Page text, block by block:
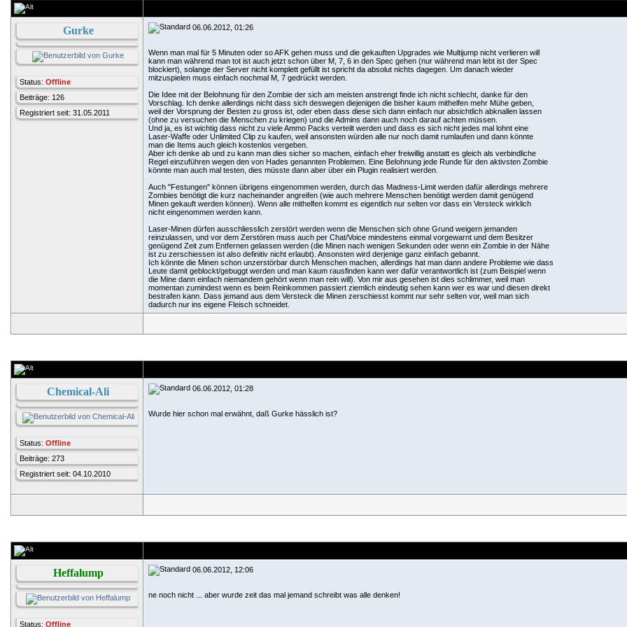
Gurke
Status: Offline
Beiträge: 126
Registriert seit: 31.05.2011
06.06.2012, 01:26
Wenn man mal für 5 Minuten oder so AFK gehen muss und die gekauften Upgrades wie Multijump nicht verlieren will
kann man während man tot ist auch jetzt schon über M, 7, 6 in den Spec gehen (nur während man lebt ist der Spec
blockiert), solange der Server nicht komplett gefüllt ist spricht da absolut nichts dagegen. Um danach wieder
mitzuspielen muss einfach nochmal M, 7 gedrückt werden.
Die Idee mit der Belohnung für den Zombie der sich am meisten anstrengt finde ich nicht schlecht, danke für den
Vorschlag. Ich denke allerdings nicht dass sich deswegen diejenigen die bisher kaum mithelfen mehr Mühe geben,
weil der Vorsprung der Besten zu gross ist, oder eben dass diese sich dann einfach nur absichtlich abknallen lassen
(ohne zu versuchen die Menschen zu kriegen) und die Admins dann auch noch darauf achten müssen.
Und ja, es ist wichtig dass nicht zu viele Ammo Packs verteilt werden und dass es sich nicht jedes mal lohnt eine
Laser-Waffe oder Unlimited Clip zu kaufen, weil ansonsten würden alle nur noch damit rumlaufen und dann könnte
man die Items auch gleich kostenlos vergeben.
Aber ich denke ab und zu kann man dies sicher so machen, einfach eher freiwillig anstatt es gleich als verbindliche
Regel einzuführen wegen den von Hades genannten Problemen. Eine Belohnung jede Runde für den aktivsten Zombie
könnte man auch mal testen, dies müsste dann aber über ein Plugin realisiert werden.
Auch "Festungen" können übrigens eingenommen werden, durch das Madness-Limit werden dafür allerdings mehrere
Zombies benötigt die kurz nacheinander angreifen (wie auch mehrere Menschen benötigt werden damit genügend
Minen gekauft werden können). Wenn alle mithelfen kommt es eigentlich nur selten vor dass ein Versteck wirklich
nicht eingenommen werden kann.
Laser-Minen dürfen ausschliesslich zerstört werden wenn die Menschen sich ohne Grund weigern jemanden
reinzulassen, und vor dem Zerstören muss auch per Chat/Voice mindestens einmal vorgewarnt und dem Besitzer
genügend Zeit zum Entfernen gelassen werden (die Minen nach wenigen Sekunden oder wenn ein Zombie in der Nähe
ist zu zerschiessen ist also definitiv nicht erlaubt). Ansonsten wird derjenige ganz einfach gebannt.
Ich könnte die Minen schon unzerstörbar durch Menschen machen, allerdings hat man dann andere Probleme wie dass
Leute damit geblockt/gebuggt werden und man kaum rausfinden kann wer dafür verantwortlich ist (zum Beispiel wenn
die Mine dann einfach niemandem gehört wenn man rein will). Von mir aus gesehen ist dies schlimmer, weil man
momentan zumindest wenn es beim Reinkommen passiert ziemlich eindeutig sehen kann wer es war und diesen direkt
bestrafen kann. Dass jemand aus dem Versteck die Minen zerschiesst kommt nur sehr selten vor, weil man sich
dadurch nur ins eigene Fleisch schneidet.
Chemical-Ali
Status: Offline
Beiträge: 273
Registriert seit: 04.10.2010
06.06.2012, 01:28
Wurde hier schon mal erwähnt, daß Gurke hässlich ist?
Heffalump
Status: Offline
06.06.2012, 12:06
ne noch nicht ... aber wurde zeit das mal jemand schreibt was alle denken!